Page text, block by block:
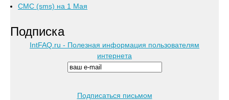
СМС (sms) на 1 Мая
Подписка
IntFAQ.ru - Полезная информация пользователям
интернета
Подписаться письмом